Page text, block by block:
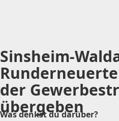
Sinsheim-
der
übergeben
Was denkst du darüber?